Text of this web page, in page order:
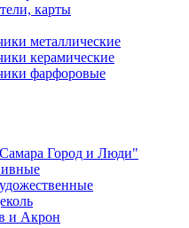
карты
металлические
керамические
фарфоровые
Город и Люди"
и Акрон